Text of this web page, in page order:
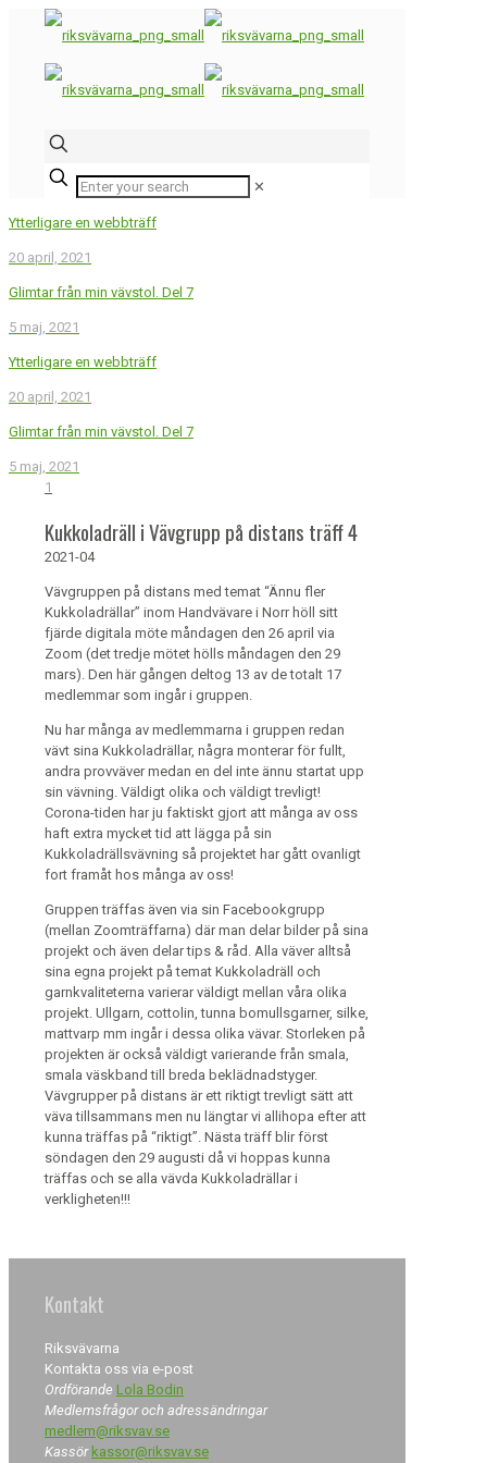
✕
Ytterligare en webbträff
20 april, 2021
Glimtar från min vävstol. Del 7
5 maj, 2021
Ytterligare en webbträff
20 april, 2021
Glimtar från min vävstol. Del 7
5 maj, 2021
1
Kukkoladräll i Vävgrupp på distans träff 4
2021-04
Vävgruppen på distans med temat “Ännu fler
Kukkoladrällar” inom Handvävare i Norr höll sitt
fjärde digitala möte måndagen den 26 april via
Zoom (det tredje mötet hölls måndagen den 29
mars). Den här gången deltog 13 av de totalt 17
medlemmar som ingår i gruppen.
Nu har många av medlemmarna i gruppen redan
vävt sina Kukkoladrällar, några monterar för fullt,
andra provväver medan en del inte ännu startat upp
sin vävning. Väldigt olika och väldigt trevligt!
Corona-tiden har ju faktiskt gjort att många av oss
haft extra mycket tid att lägga på sin
Kukkoladrällsvävning så projektet har gått ovanligt
fort framåt hos många av oss!
Gruppen träffas även via sin Facebookgrupp
(mellan Zoomträffarna) där man delar bilder på sina
projekt och även delar tips & råd. Alla väver alltså
sina egna projekt på temat Kukkoladräll och
garnkvaliteterna varierar väldigt mellan våra olika
projekt. Ullgarn, cottolin, tunna bomullsgarner, silke,
mattvarp mm ingår i dessa olika vävar. Storleken på
projekten är också väldigt varierande från smala,
smala väskband till breda beklädnadstyger.
Vävgrupper på distans är ett riktigt trevligt sätt att
väva tillsammans men nu längtar vi allihopa efter att
kunna träffas på “riktigt”. Nästa träff blir först
söndagen den 29 augusti då vi hoppas kunna
träffas och se alla vävda Kukkoladrällar i
verkligheten!!!
Kontakt
Riksvävarna
Kontakta oss via e-post
Ordförande Lola Bodin
Medlemsfrågor och adressändringar
medlem@riksvav.se
Kassör kassor@riksvav.se